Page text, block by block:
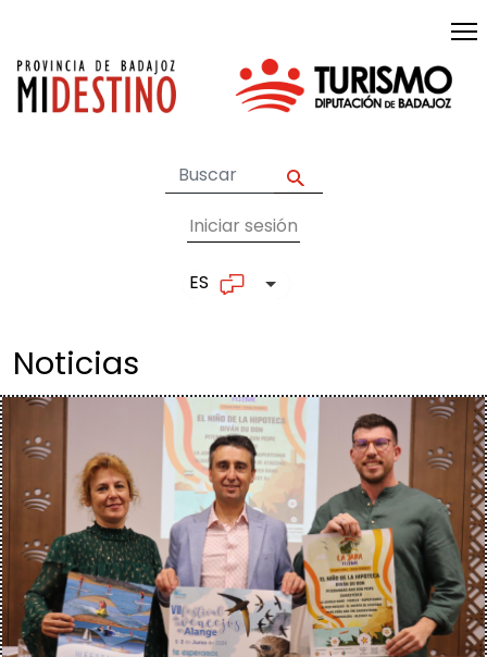
User account
Iniciar sesión
ES Lista adicional de
Noticias